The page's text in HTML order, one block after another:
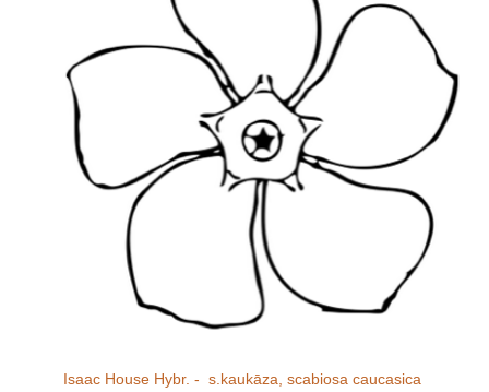
Isaac House Hybr. - s.kaukāza, scabiosa caucasica